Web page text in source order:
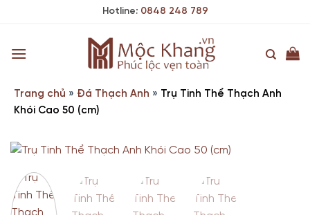
Hotline: 0848 248 789
Trang chủ » Đá Thạch Anh » Trụ Tinh Thể Thạch Anh
Khói Cao 50 (cm)